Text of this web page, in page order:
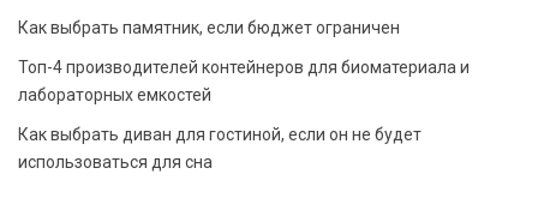
Как выбрать памятник, если бюджет ограничен
Топ-4 производителей контейнеров для биоматериала и
лабораторных емкостей
Как выбрать диван для гостиной, если он не будет
использоваться для сна